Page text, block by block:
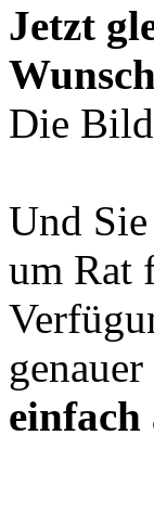
Jetzt
Die
Und
um Rat
einfach